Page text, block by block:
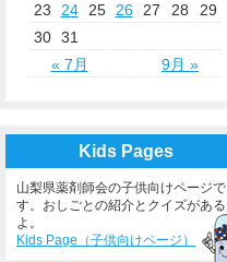
23
24 25 26 27 28
29
30 31
« 7月
9月 »
Kids Pages
山梨県薬剤師会の子供向けページで
す。おしごとの紹介とクイズがある
よ。
Kids Page（子供向けページ）